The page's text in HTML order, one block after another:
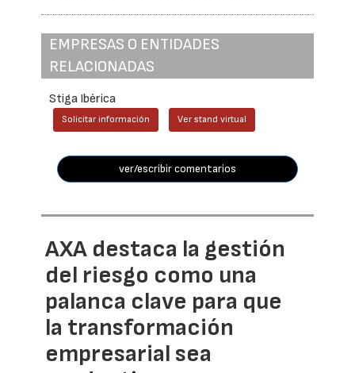
EMPRESAS O ENTIDADES
RELACIONADAS
Stiga Ibérica
Solicitar información Ver stand virtual
ver/escribir comentarios
AXA destaca la gestión
del riesgo como una
palanca clave para que
la transformación
empresarial sea